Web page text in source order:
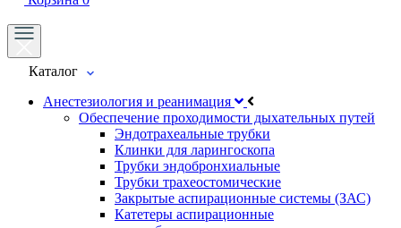
Каталог
Анестезиология и реанимация
Обеспечение проходимости дыхательных путей
Эндотрахеальные трубки
Клинки для ларингоскопа
Трубки эндобронхиальные
Трубки трахеостомические
Закрытые аспирационные системы (ЗАС)
Катетеры аспирационные